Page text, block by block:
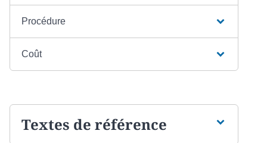
Procédure
Coût
Textes de référence